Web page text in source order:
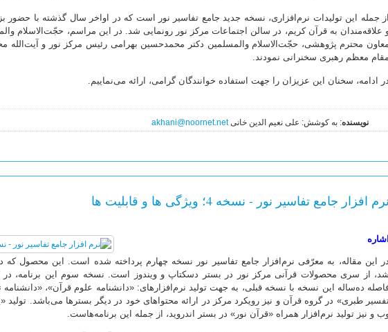
از جمله این تولیدات نرم‌افزاری، نسخه جدید جامع تفاسیر نور است که در اواخر سال گذشته با حضور
علاقه‌مندان به قرآن کریم، در سالن اجتماعات مرکز نور رونمایی شد. در این مراسم، حجّت‌الاسلام
معاون محترم پژوهشی، حجّت‌الاسلام والمسلمین دکتر محمدحسین بهرامی رئیس مرکز نور و آیت‌الله
مقام معظم رهبری سخنرانی نمودند.
در ادامه، سخنان این عزیزان را جهت استفاده خوانندگان گرامی، ارائه می‌نماییم.
نویسنده: به کوشش: علی نعیم الدین خانیakhani@noornet.net
نرم افزار جامع تفاسیر نور - نسخه 4؛ ویژگی ها و قابلیت ها
اشاره
ده‌ساله این نسخه با نسخه قبلی، به جهت تولید نرم‌افزارهای: «دانشنامه علوم قرآن»،
طبری» در گروه قرآن و نیز رویکرد مرکز در ارائه محتواهای خود در دیگر بسترها می‌باشد. تولید
و نیز تولید نرم‌افزار همراه «قرآن نور» در بستر اندروید، از جمله این برنامه‌هاست.